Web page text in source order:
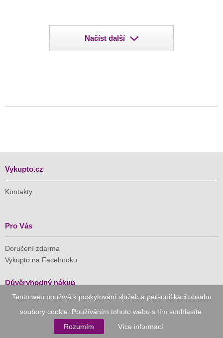
Tento web používá k poskytování služeb a personifikaci obsahu
soubory cookie. Používáním tohoto webu s tím souhlasíte.
Rozumím
Více informací
Načíst další
Vykupto.cz
Kontakty
Pro Vás
Doručení zdarma
Vykupto na Facebooku
Důvěryhodný nákup
Naše společnost je členem Asociace pro elektronickou
komerci (APEK)